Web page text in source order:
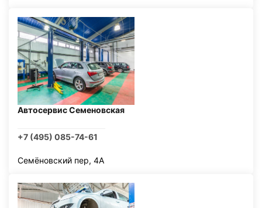
Автосервис Семеновская
+7 (495) 085-74-61
Семёновский пер, 4А